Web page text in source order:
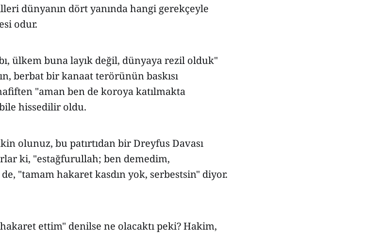
dünyanın dört yanında hangi gerekçeyle
odur.
ülkem buna layık değil, dünyaya rezil olduk"
berbat bir kanaat terörünün baskısı
hafiften "aman ben de koroya katılmakta
hissedilir oldu.
olunuz, bu patırtıdan bir Dreyfus Davası
ki, "estağfurullah; ben demedim,
"tamam hakaret kasdın yok, serbestsin" diyor.
ettim" denilse ne olacaktı peki? Hakim,